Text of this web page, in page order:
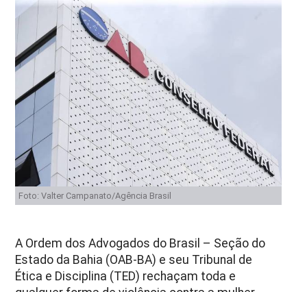
Foto: Valter Campanato/Agência Brasil
A Ordem dos Advogados do Brasil – Seção do
Estado da Bahia (OAB-BA) e seu Tribunal de
Ética e Disciplina (TED) rechaçam toda e